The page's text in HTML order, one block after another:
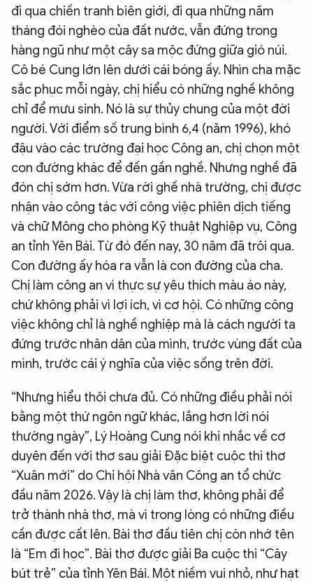
đi qua chiến tranh biên giới, đi qua những năm
tháng đói nghèo của đất nước, vẫn đứng trong
hàng ngũ như một cây sa mộc đứng giữa gió núi.
Cô bé Cung lớn lên dưới cái bóng ấy. Nhìn cha mặc
sắc phục mỗi ngày, chị hiểu có những nghề không
chỉ để mưu sinh. Nó là sự thủy chung của một đời
người. Với điểm số trung bình 6,4 (năm 1996), khó
đậu vào các trường đại học Công an, chị chọn một
con đường khác để đến gần nghề. Nhưng nghề đã
đón chị sớm hơn. Vừa rời ghế nhà trường, chị được
nhận vào công tác với công việc phiên dịch tiếng
và chữ Mông cho phòng Kỹ thuật Nghiệp vụ, Công
an tỉnh Yên Bái. Từ đó đến nay, 30 năm đã trôi qua.
Con đường ấy hóa ra vẫn là con đường của cha.
Chị làm công an vì thực sự yêu thích màu áo này,
chứ không phải vì lợi ích, vì cơ hội. Có những công
việc không chỉ là nghề nghiệp mà là cách người ta
đứng trước nhân dân của mình, trước vùng đất của
mình, trước cái ý nghĩa của việc sống trên đời.
“Nhưng hiểu thôi chưa đủ. Có những điều phải nói
bằng một thứ ngôn ngữ khác, lắng hơn lời nói
thường ngày”, Lý Hoàng Cung nói khi nhắc về cơ
duyên đến với thơ sau giải Đặc biệt cuộc thi thơ
“Xuân mới” do Chi hội Nhà văn Công an tổ chức
đầu năm 2026. Vậy là chị làm thơ, không phải để
trở thành nhà thơ, mà vì trong lòng có những điều
cần được cất lên. Bài thơ đầu tiên chị còn nhớ tên
là “Em đi học”. Bài thơ được giải Ba cuộc thi “Cây
bút trẻ” của tỉnh Yên Bái. Một niềm vui nhỏ, như hạt